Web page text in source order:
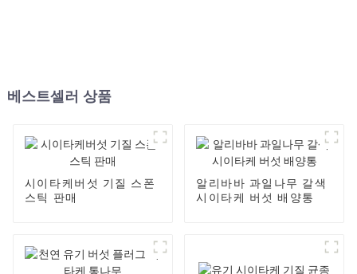
베스트셀러 상품
시이타케버섯 기질 스폰
스틱 판매
알리바바 과일나무 갈색
시이타케 버섯 배양통